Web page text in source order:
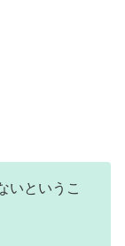
いというこ